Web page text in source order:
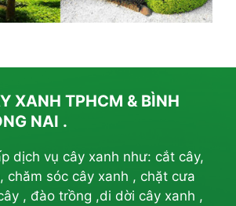
XANH TPHCM & BÌNH
NAI .
dịch vụ cây xanh như: cắt cây,
chăm sóc cây xanh , chặt cưa
, đào trồng ,di dời cây xanh ,